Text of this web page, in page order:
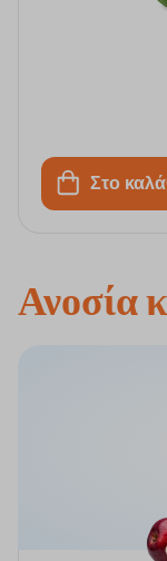
Στο
Ανοσία